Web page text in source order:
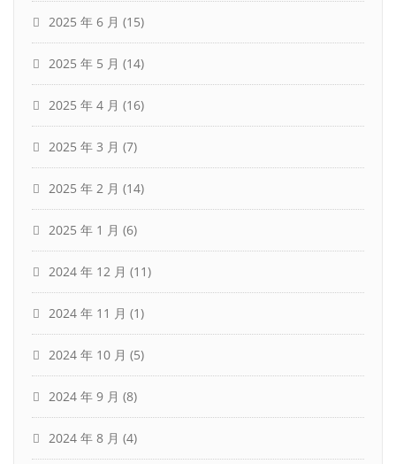
2025 年 6 月 (15)
2025 年 5 月 (14)
2025 年 4 月 (16)
2025 年 3 月 (7)
2025 年 2 月 (14)
2025 年 1 月 (6)
2024 年 12 月 (11)
2024 年 11 月 (1)
2024 年 10 月 (5)
2024 年 9 月 (8)
2024 年 8 月 (4)